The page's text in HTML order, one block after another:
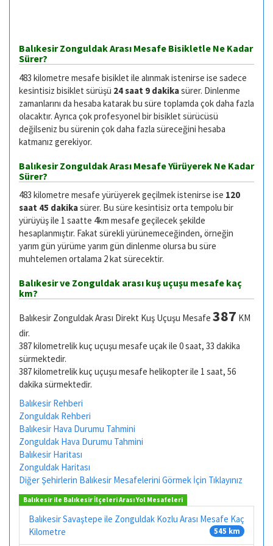
Balıkesir Zonguldak Arası Mesafe Bisikletle Ne Kadar
Sürer?
483 kilometre mesafe bisiklet ile alınmak istenirse ise sadece
kesintisiz bisiklet sürüşü 24 saat 9 dakikasürer. Dinlenme
zamanlarını da hesaba katarak bu süre toplamda çok daha fazla
olacaktır. Ayrıca çok profesyonel bir bisiklet sürücüsü
değilseniz bu sürenin çok daha fazla süreceğini hesaba
katmanız gerekiyor.
Balıkesir Zonguldak Arası Mesafe Yürüyerek Ne Kadar
Sürer?
483 kilometre mesafe yürüyerek geçilmek istenirse ise 120
saat 45 dakikasürer. Bu süre kesintisiz orta tempolu bir
yürüyüş ile 1 saatte 4km mesafe geçilecek şekilde
hesaplanmıştır. Fakat sürekli yürünemeceğinden, örneğin
yarım gün yürüme yarım gün dinlenme olursa bu süre
muhtelemen ortalama 2 kat sürecektir.
Balıkesir ve Zonguldak arası kuş uçuşu mesafe kaç
km?
Balıkesir Zonguldak Arası Direkt Kuş Uçuşu Mesafe 387 KM
dir.
387 kilometrelik kuç uçuşu mesafe uçak ile 0 saat, 33 dakika
sürmektedir.
387 kilometrelik kuç uçuşu mesafe helikopter ile 1 saat, 56
dakika sürmektedir.
Balıkesir Rehberi
Zonguldak Rehberi
Balıkesir Hava Durumu Tahmini
Zonguldak Hava Durumu Tahmini
Balıkesir Haritası
Zonguldak Haritası
Diğer Şehirlerin Balıkesir Mesafelerini Görmek İçin Tıklayınız
Balıkesir ile Balıkesir İlçeleri Arası Yol Mesafeleri
Balıkesir Savaştepe ile Zonguldak Kozlu Arası Mesafe Kaç
Kilometre
545 km